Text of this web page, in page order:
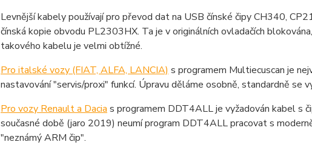
Levnější kabely používají pro převod dat na USB čínské čipy CH340,
čínská kopie obvodu PL2303HX. Ta je v originálních ovladačích
takového kabelu je velmi obtížné.
Pro italské vozy (FIAT, ALFA, LANCIA) s programem Multiecuscan je
nastavování "servis/proxi" funkcí. Úpravu děláme osobně, standardně se
Pro vozy Renault a Dacia s programem DDT4ALL je vyžadován kabel s
současné době (jaro 2019) neumí program DDT4ALL pracovat s
"neznámý ARM čip".